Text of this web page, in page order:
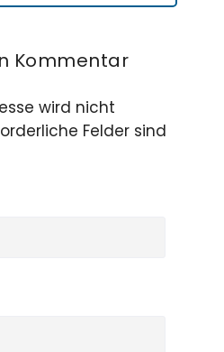
Kommentar
wird nicht
Felder sind